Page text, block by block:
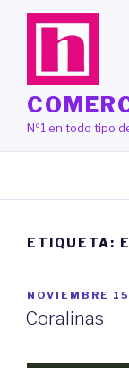
Saltar
Nº1 en todo tipo
ETIQUETA:
PUBLICADO
EL
NOVIEMBRE
Coralinas